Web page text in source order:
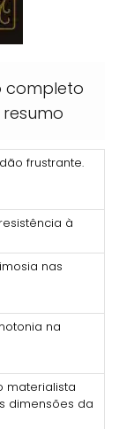
completo
frustrante.
à
nas
na
materialista
dimensões da